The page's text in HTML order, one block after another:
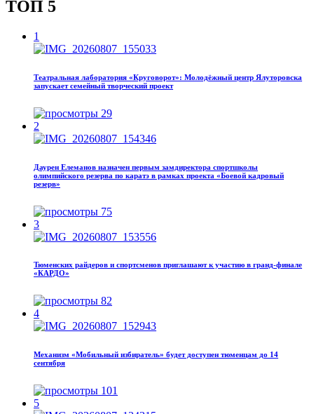
ТОП 5
1
Театральная лаборатория «Круговорот»: Молодёжный центр Ялуторовска
запускает семейный творческий проект
29
2
Даурен Елеманов назначен первым замдиректора спортшколы
олимпийского резерва по каратэ в рамках проекта «Боевой кадровый
резерв»
75
3
Тюменских райдеров и спортсменов приглашают к участию в гранд-финале
«КАРДО»
82
4
Механизм «Мобильный избиратель» будет доступен тюменцам до 14
сентября
101
5